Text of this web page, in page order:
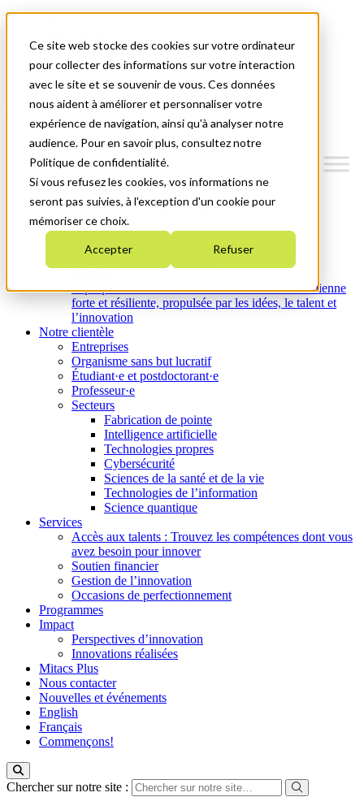
Ce site web stocke des cookies sur votre ordinateur
pour collecter des informations sur votre interaction
avec le site et se souvenir de vous. Ces données
nous aident à améliorer et personnaliser votre
expérience de navigation, ainsi qu'à analyser notre
audience. Pour en savoir plus, consultez notre
Politique de confidentialité.
Si vous refusez les cookies, vos informations ne
seront pas suivies, à l'exception d'un cookie pour
mémoriser ce choix.
Accepter Refuser
Nouvelles et événements
English
Commençons!
Qui nous sommes
Plan stratégique 2026-2030
Nos investissements
Nos activités
Équité, diversité et inclusion
À propos de Mitacs : Créer une économie canadienne
forte et résiliente, propulsée par les idées, le talent et
l’innovation
Notre clientèle
Entreprises
Organisme sans but lucratif
Étudiant·e et postdoctorant·e
Professeur·e
Secteurs
Fabrication de pointe
Intelligence artificielle
Technologies propres
Cybersécurité
Sciences de la santé et de la vie
Technologies de l’information
Science quantique
Services
Accès aux talents : Trouvez les compétences dont vous
avez besoin pour innover
Soutien financier
Gestion de l’innovation
Occasions de perfectionnement
Programmes
Impact
Perspectives d’innovation
Innovations réalisées
Mitacs Plus
Nous contacter
Nouvelles et événements
English
Français
Commençons!
Chercher sur notre site :